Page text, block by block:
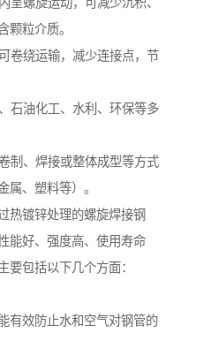
呈螺旋运动，可减少沉积、
颗粒介质。
卷绕运输，减少连接点，节
石油化工、水利、环保等多
制、焊接或整体成型等方式
属、塑料等）。
热镀锌处理的螺旋焊接钢
能好、强度高、使用寿命
要包括以下几个方面：
有效防止水和空气对钢管的